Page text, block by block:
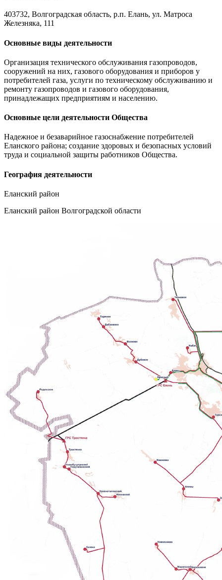
403732, Волгоградская область, р.п. Елань, ул. Матроса
Железняка, 111
Основные виды деятельности
Организация технического обслуживания газопроводов,
сооружений на них, газового оборудования и приборов у
потребителей газа, услуги по техническому обслуживанию и
ремонту газопроводов и газового оборудования,
принадлежащих предприятиям и населению.
Основные цели деятельности Общества
Надежное и безаварийное газоснабжение потребителей
Еланского района; создание здоровых и безопасных условий
труда и социальной защиты работников Общества.
География деятельности
Еланский район
Еланский район Волгоградской области